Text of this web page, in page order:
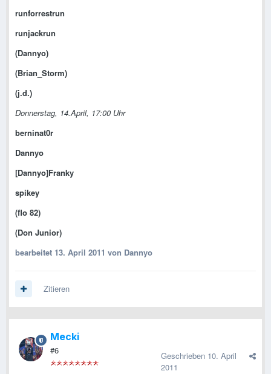
runforrestrun
runjackrun
(Dannyo)
(Brian_Storm)
(j.d.)
Donnerstag, 14.April, 17:00 Uhr
berninat0r
Dannyo
[Dannyo]Franky
spikey
(flo 82)
(Don Junior)
bearbeitet 13. April 2011 von Dannyo
Zitieren
Mecki
#6 Geschrieben 10. April
2011